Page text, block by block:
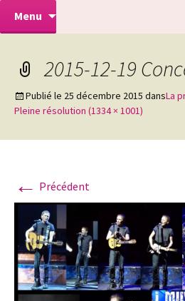
Mélodhin
capella
Menu
2015-12-19
Publié le 25 décembre 2015 dansLa
Pleine résolution (1334 × 1001)
← Précédent